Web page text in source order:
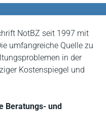
NotBZ seit 1997 mit
umfangreiche Quelle zu
in der
Kostenspiegel und
Beratungs- und